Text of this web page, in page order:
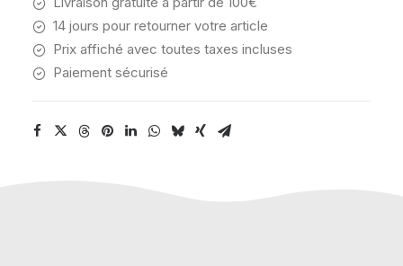
14 jours pour retourner votre article
Prix affiché avec toutes taxes incluses
Paiement sécurisé